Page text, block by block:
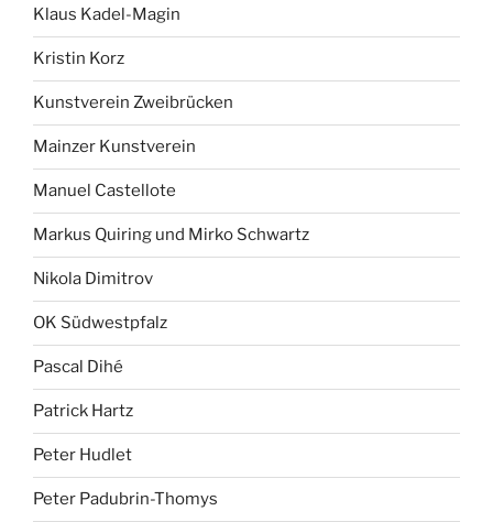
Klaus Kadel-Magin
Kristin Korz
Kunstverein Zweibrücken
Mainzer Kunstverein
Manuel Castellote
Markus Quiring und Mirko Schwartz
Nikola Dimitrov
OK Südwestpfalz
Pascal Dihé
Patrick Hartz
Peter Hudlet
Peter Padubrin-Thomys